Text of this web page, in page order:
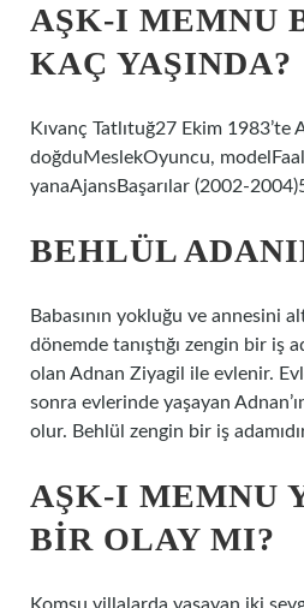
AŞK-I MEMNU
KAÇ YAŞINDA?
Kıvanç Tatlıtuğ27 Ekim 1983’te
doğduMeslekOyuncu,
yanaAjansBaşarılar (2002-
BEHLÜL
Babasının yokluğu ve annesini
dönemde tanıştığı zengin bir iş
olan Adnan Ziyagil ile evlenir.
sonra evlerinde yaşayan
olur. Behlül zengin bir iş
AŞK-I MEMNU
BIR OLAY MI?